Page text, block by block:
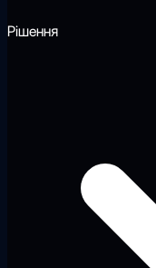
Рішення